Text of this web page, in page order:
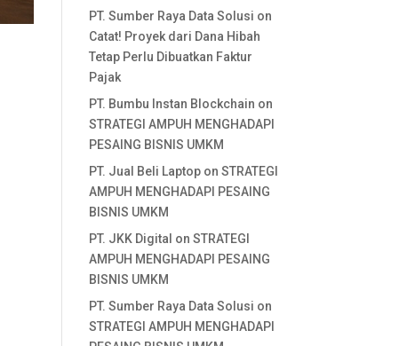
PT. Sumber Raya Data Solusi on
Catat! Proyek dari Dana Hibah
Tetap Perlu Dibuatkan Faktur
Pajak
PT. Bumbu Instan Blockchain on
STRATEGI AMPUH MENGHADAPI
PESAING BISNIS UMKM
PT. Jual Beli Laptopon STRATEGI
AMPUH MENGHADAPI PESAING
BISNIS UMKM
PT. JKK Digital on STRATEGI
AMPUH MENGHADAPI PESAING
BISNIS UMKM
PT. Sumber Raya Data Solusi on
STRATEGI AMPUH MENGHADAPI